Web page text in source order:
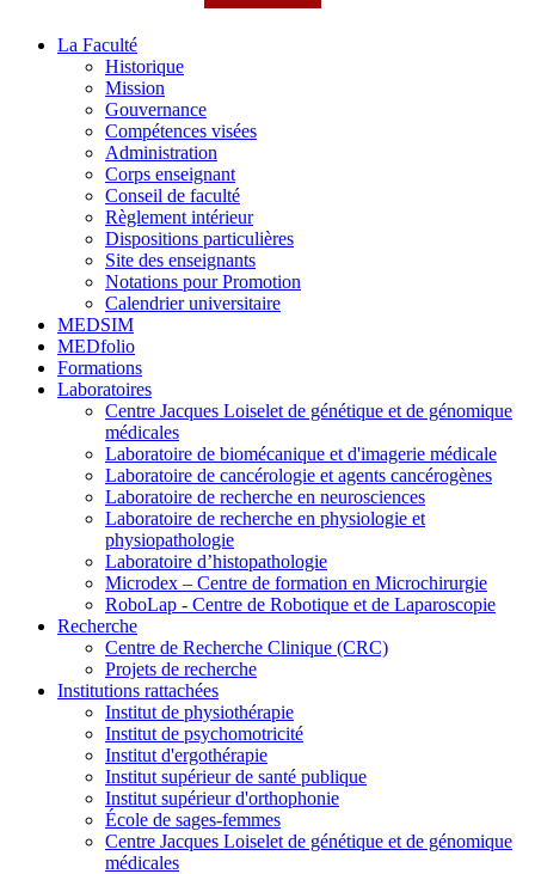
La Faculté
Historique
Mission
Gouvernance
Compétences visées
Administration
Corps enseignant
Conseil de faculté
Règlement intérieur
Dispositions particulières
Site des enseignants
Notations pour Promotion
Calendrier universitaire
MEDSIM
MEDfolio
Formations
Laboratoires
Centre Jacques Loiselet de génétique et de génomique
médicales
Laboratoire de biomécanique et d'imagerie médicale
Laboratoire de cancérologie et agents cancérogènes
Laboratoire de recherche en neurosciences
Laboratoire de recherche en physiologie et
physiopathologie
Laboratoire d’histopathologie
Microdex – Centre de formation en Microchirurgie
RoboLap - Centre de Robotique et de Laparoscopie
Recherche
Centre de Recherche Clinique (CRC)
Projets de recherche
Institutions rattachées
Institut de physiothérapie
Institut de psychomotricité
Institut d'ergothérapie
Institut supérieur de santé publique
Institut supérieur d'orthophonie
École de sages-femmes
Centre Jacques Loiselet de génétique et de génomique
médicales